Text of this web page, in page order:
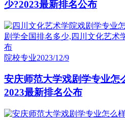
少?2023最新排名公布
院校专业2023/12/9
安庆师范大学戏剧学专业怎
2023最新排名公布